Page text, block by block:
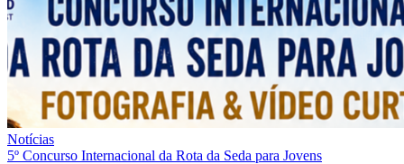
Notícias
5º Concurso Internacional da Rota da Seda para Jovens